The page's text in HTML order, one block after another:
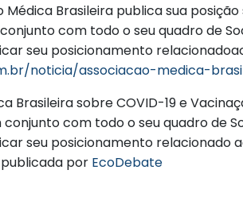
Médica Brasileira publica sua
com todo o seu quadro de
seu posicionamento
noticia/associacao-medica-
Brasileira sobre COVID-19 e
conjunto com todo o seu quadro de
seu posicionamento
publicada por EcoDebate